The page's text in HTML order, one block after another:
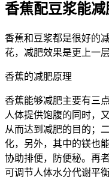
香蕉配豆浆能减
香蕉和豆浆都是很好的
花，减肥效果是更上一层
香蕉的减肥原理
香蕉能够减肥主要有三
人体提供饱腹的同时，
从而达到减肥的目的；
化，另外，其中的镁也
协助排便，防便秘。再
可调节人体水分代谢平